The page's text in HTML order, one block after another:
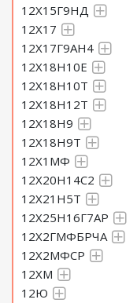
12Х15Г9НД
12Х17
12Х17Г9АН4
12Х18Н10Е
12Х18Н10Т
12Х18Н12Т
12Х18Н9
12Х18Н9Т
12Х1МФ
12Х20Н14С2
12Х21Н5Т
12Х25Н16Г7АР
12Х2ГМФБРЧА
12Х2МФСР
12ХМ
12Ю